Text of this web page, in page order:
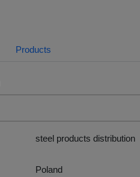
Products
steel products distribution
Poland